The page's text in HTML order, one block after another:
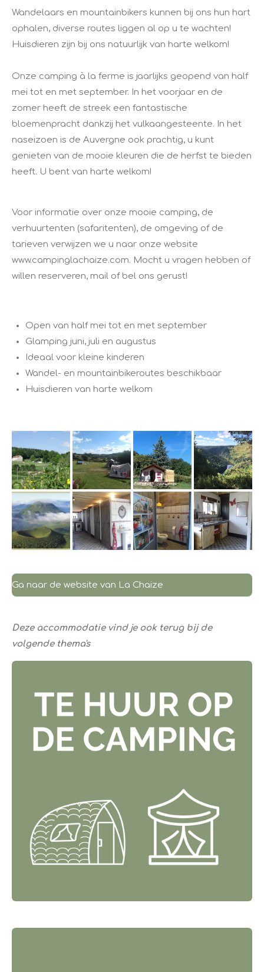
Wandelaars en mountainbikers kunnen bij ons hun hart
ophalen, diverse routes liggen al op u te wachten!
Huisdieren zijn bij ons natuurlijk van harte welkom!
Onze camping à la ferme is jaarlijks geopend van half
mei tot en met september. In het voorjaar en de
zomer heeft de streek een fantastische
bloemenpracht dankzij het vulkaangesteente. In het
naseizoen is de Auvergne ook prachtig, u kunt
genieten van de mooie kleuren die de herfst te bieden
heeft. U bent van harte welkom!
Voor informatie over onze mooie camping, de
verhuurtenten (safaritenten), de omgeving of de
tarieven verwijzen we u naar onze website
www.campinglachaize.com. Mocht u vragen hebben of
willen reserveren, mail of bel ons gerust!
Open van half mei tot en met september
Glamping juni, juli en augustus
Ideaal voor kleine kinderen
Wandel- en mountainbikeroutes beschikbaar
Huisdieren van harte welkom
Ga naar de website van La Chaize
Deze accommodatie vind je ook terug bij de
volgende thema's